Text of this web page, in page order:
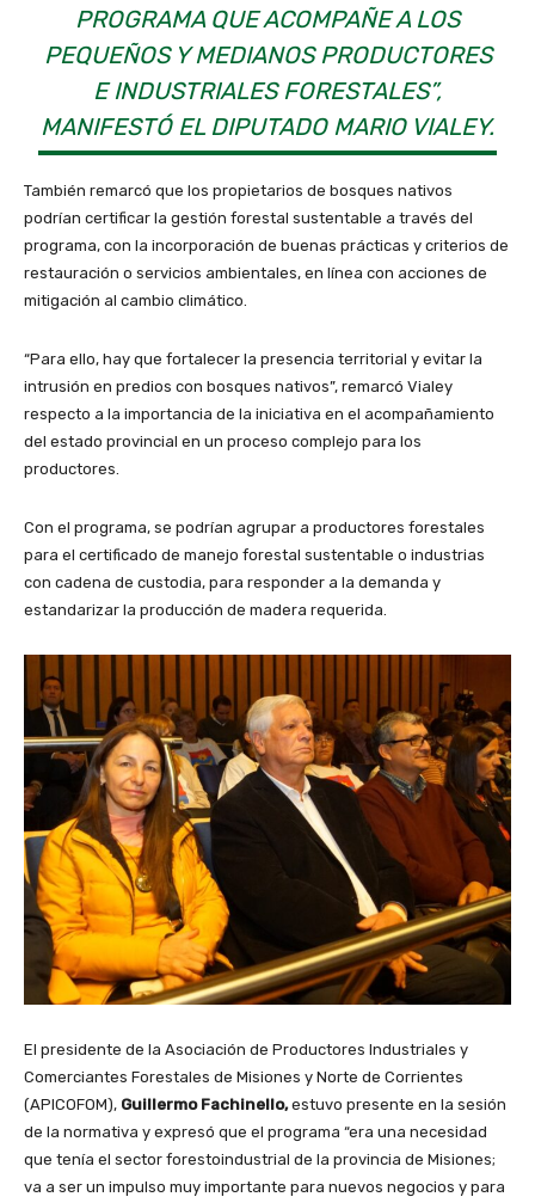
PROGRAMA QUE ACOMPAÑE A LOS
PEQUEÑOS Y MEDIANOS PRODUCTORES
E INDUSTRIALES FORESTALES”,
MANIFESTÓ EL DIPUTADO MARIO VIALEY.
También remarcó que los propietarios de bosques nativos
podrían certificar la gestión forestal sustentable a través del
programa, con la incorporación de buenas prácticas y criterios de
restauración o servicios ambientales, en línea con acciones de
mitigación al cambio climático.
“Para ello, hay que fortalecer la presencia territorial y evitar la
intrusión en predios con bosques nativos”, remarcó Vialey
respecto a la importancia de la iniciativa en el acompañamiento
del estado provincial en un proceso complejo para los
productores.
Con el programa, se podrían agrupar a productores forestales
para el certificado de manejo forestal sustentable o industrias
con cadena de custodia, para responder a la demanda y
estandarizar la producción de madera requerida.
El presidente de la Asociación de Productores Industriales y
Comerciantes Forestales de Misiones y Norte de Corrientes
(APICOFOM), Guillermo Fachinello,estuvo presente en la sesión
de la normativa y expresó que el programa “era una necesidad
que tenía el sector forestoindustrial de la provincia de Misiones;
va a ser un impulso muy importante para nuevos negocios y para